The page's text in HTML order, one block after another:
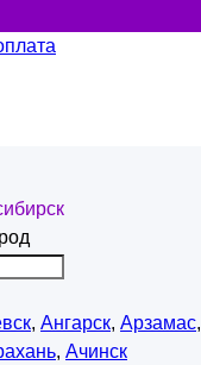
, Ангарск, Арзамас,
, Ачинск